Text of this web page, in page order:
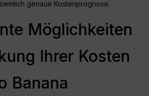
genaue Kostenprognose.
Möglichkeiten
Ihrer Kosten
Banana